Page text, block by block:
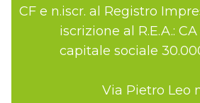
CF e n.iscr. al Registro
iscrizione al R.E.A.:
capitale sociale
Via Pietro Leo